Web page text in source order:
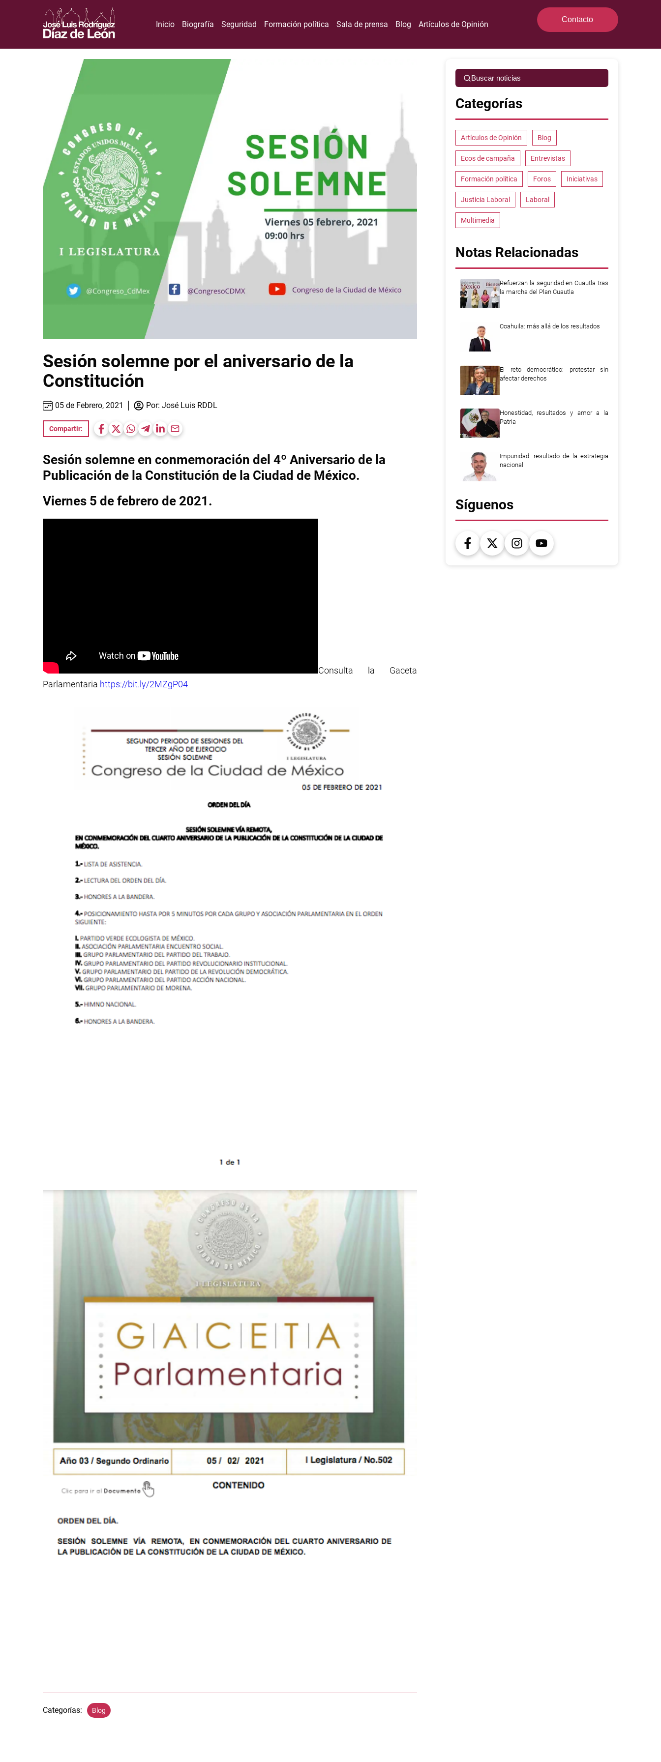
Inicio Biografía Seguridad Formación política Sala de prensa Blog Artículos de Opinión
Contacto
Sesión solemne por el aniversario de la
Constitución
05 de Febrero, 2021 Por: José Luis RDDL
Compartir:
Sesión solemne en conmemoración del 4º Aniversario de la
Publicación de la Constitución de la Ciudad de México.
Viernes 5 de febrero de 2021.
Consulta la Gaceta
Parlamentaria https://bit.ly/2MZgP04
Categorías: Blog
Buscar noticias
Categorías
Artículos de Opinión Blog
Ecos de campaña Entrevistas
Formación política Foros Iniciativas
Justicia Laboral Laboral
Multimedia
Notas Relacionadas
Refuerzan la seguridad en Cuautla tras
la marcha del Plan Cuautla
Coahuila: más allá de los resultados
El reto democrático: protestar sin
afectar derechos
Honestidad, resultados y amor a la
Patria
Impunidad: resultado de la estrategia
nacional
Síguenos